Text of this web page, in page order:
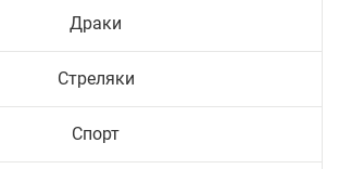
Драки
Стреляки
Спорт